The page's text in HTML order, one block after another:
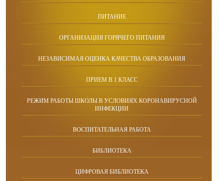
ПИТАНИЕ
ОРГАНИЗАЦИЯ ГОРЯЧЕГО ПИТАНИЯ
НЕЗАВИСИМАЯ ОЦЕНКА КАЧЕСТВА ОБРАЗОВАНИЯ
ПРИЕМ В 1 КЛАСС
РЕЖИМ РАБОТЫ ШКОЛЫ В УСЛОВИЯХ КОРОНАВИРУСНОЙ
ИНФЕКЦИИ
ВОСПИТАТЕЛЬНАЯ РАБОТА
БИБЛИОТЕКА
ЦИФРОВАЯ БИБЛИОТЕКА